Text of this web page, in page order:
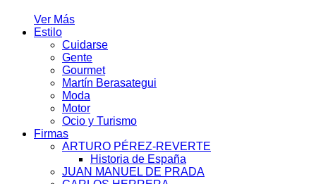
Ver Más
Estilo
Cuidarse
Gente
Gourmet
Martín Berasategui
Moda
Motor
Ocio y Turismo
Firmas
ARTURO PÉREZ-REVERTE
Historia de España
JUAN MANUEL DE PRADA